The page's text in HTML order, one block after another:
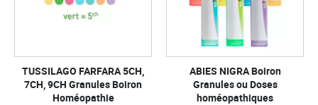
TUSSILAGO FARFARA 5CH,
7CH, 9CH Granules Boiron
Homéopathie
ABIES NIGRA Boiron
Granules ou Doses
homéopathiques